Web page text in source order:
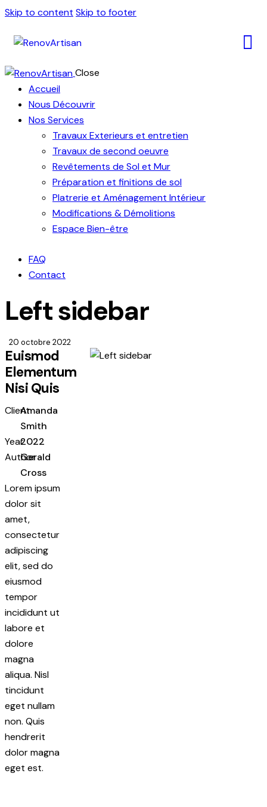
Skip to content Skip to footer
Close
Accueil
Nous Découvrir
Nos Services
Travaux Exterieurs et entretien
Travaux de second oeuvre
Revêtements de Sol et Mur
Préparation et finitions de sol
Platrerie et Aménagement Intérieur
Modifications & Démolitions
Espace Bien-être
FAQ
Contact
Left sidebar
20 octobre 2022
Euismod
Elementum
Nisi Quis
ClientAmanda
Smith
Year2022
AuthorGerald
Cross
Lorem ipsum
dolor sit
amet,
consectetur
adipiscing
elit, sed do
eiusmod
tempor
incididunt ut
labore et
dolore
magna
aliqua. Nisl
tincidunt
eget nullam
non. Quis
hendrerit
dolor magna
eget est.